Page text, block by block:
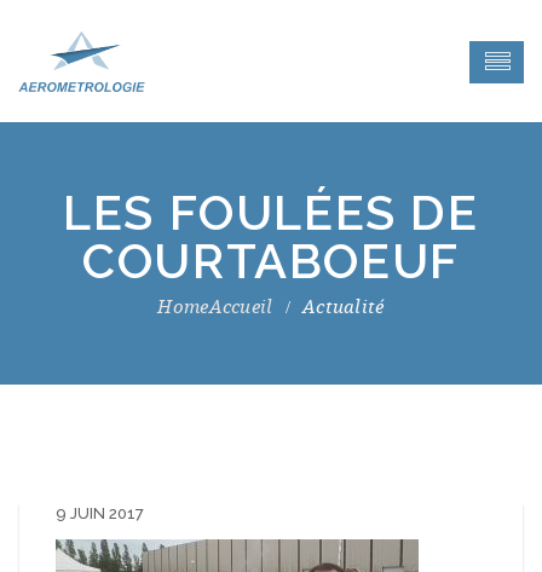
LES FOULÉES DE
COURTABOEUF
Accueil Actualité
9 JUIN 2017